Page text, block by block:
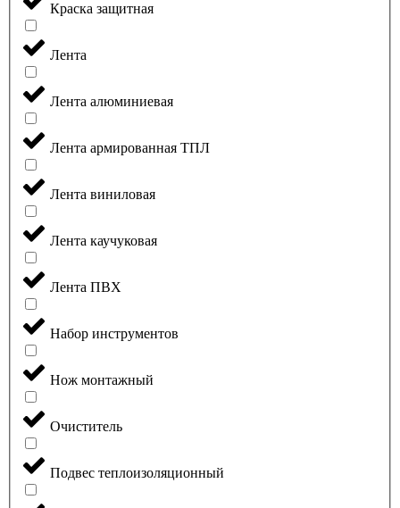
Краска защитная
Лента
Лента алюминиевая
Лента армированная ТПЛ
Лента виниловая
Лента каучуковая
Лента ПВХ
Набор инструментов
Нож монтажный
Очиститель
Подвес теплоизоляционный